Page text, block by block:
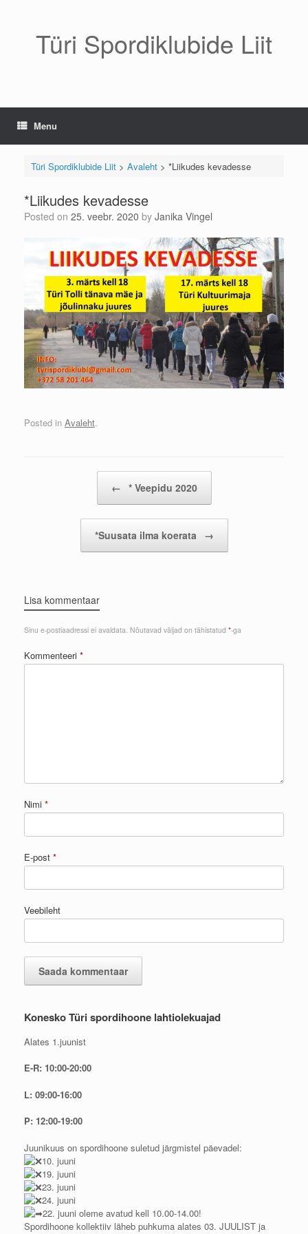
Türi Spordiklubide Liit
Menu
Türi Spordiklubide Liit> Avaleht> *Liikudes kevadesse
*Liikudes kevadesse
Posted on 25. veebr. 2020 by Janika Vingel
Posted in Avaleht.
← * Veepidu 2020
*Suusata ilma koerata →
Lisa kommentaar
Sinu e-postiaadressi ei avaldata. Nõutavad väljad on tähistatud *-ga
Kommenteeri *
Nimi *
E-post *
Veebileht
Konesko Türi spordihoone lahtiolekuajad
Alates 1.juunist
E-R: 10:00-20:00
L: 09:00-16:00
P: 12:00-19:00
Juunikuus on spordihoone suletud järgmistel päevadel:
10. juuni
19. juuni
23. juuni
24. juuni
22. juuni oleme avatud kell 10.00-14.00!
Spordihoone kollektiiv läheb puhkuma alates 03. JUULIST ja